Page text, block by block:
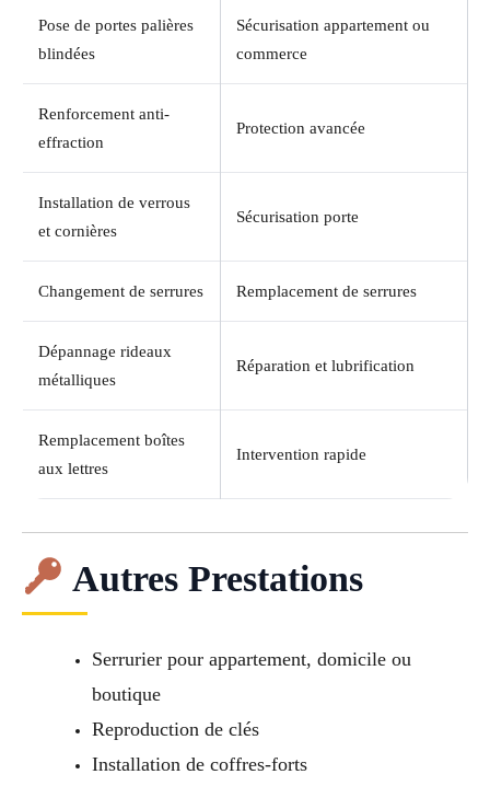
Pose de portes palières
blindées
Sécurisation appartement ou
commerce
Renforcement anti-
effraction
Protection avancée
Installation de verrous
et cornières
Sécurisation porte
Changement de serrures Remplacement de serrures
Dépannage rideaux
métalliques
Réparation et lubrification
Remplacement boîtes
aux lettres
Intervention rapide
Autres Prestations
Serrurier pour appartement, domicile ou
boutique
Reproduction de clés
Installation de coffres-forts